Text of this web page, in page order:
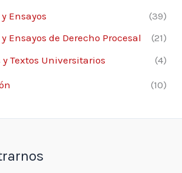
Ensayos
(39)
Ensayos de Derecho Procesal
(21)
Textos Universitarios
(4)
(10)